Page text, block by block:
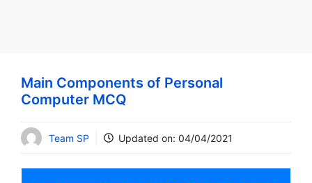
Main Components of Personal
Computer MCQ
Team SP Updated on: 04/04/2021